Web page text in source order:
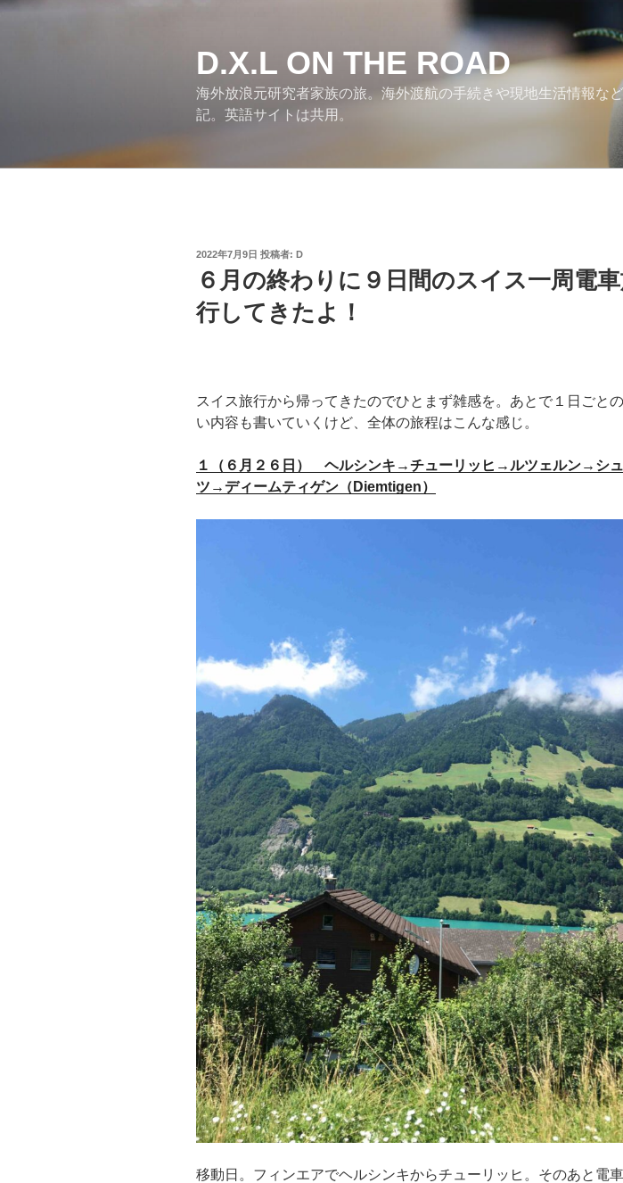
コ
D.X.L ON THE ROAD
海外放浪元研究者家族の旅。海外渡航の手続きや現地生活情報な
記。英語サイトは共用。
投
日:
2022年7月9日 投稿者: D
６月の終わりに９日間のスイス一周電
行してきたよ！
スイス旅行から帰ってきたのでひとまず雑感を。あとで１日ごと
い内容も書いていくけど、全体の旅程はこんな感じ。
１（６月２６日） ヘルシンキ→チューリッヒ→ルツェルン→シ
ツ→ディームティゲン（Diemtigen）
移動日。フィンエアでヘルシンキからチューリッヒ。そのあと電